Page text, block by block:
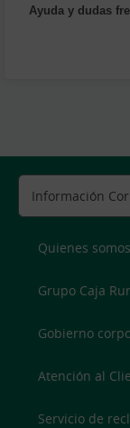
Ayuda y dudas
Quienes somos
Grupo Caja
Gobierno
Atención al
Servicio de